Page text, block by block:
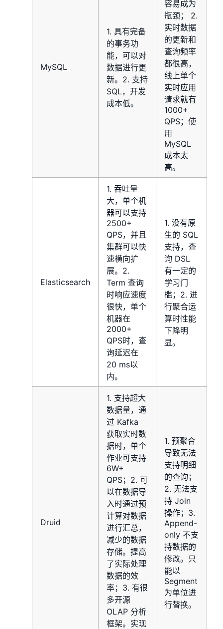
MySQL
1. 具有完备
的事务功
能，可以对
数据进行更
新。2. 支持
SQL，开发
成本低。
容易成为
瓶颈； 2.
实时数据
的更新和
查询频率
都很高，
线上单个
实时应用
请求就有
1000+
QPS；使
用
MySQL
成本太
高。
Elasticsearch
1. 吞吐量
大，单个机
器可以支持
2500+
QPS，并且
集群可以快
速横向扩
展。2.
Term 查询
时响应速度
很快，单个
机器在
2000+
QPS时，查
询延迟在
20 ms以
内。
1. 没有原
生的 SQL
支持，查
询 DSL
有一定的
学习门
槛；2. 进
行聚合运
算时性能
下降明
显。
Druid
1. 支持超大
数据量，通
过 Kafka
获取实时数
据时，单个
作业可支持
6W+
QPS；2. 可
以在数据导
入时通过预
计算对数据
进行汇总，
减少的数据
存储。提高
了实际处理
数据的效
率；3. 有很
多开源
OLAP 分析
框架。实现
1. 预聚合
导致无法
支持明细
的查询；
2. 无法支
持 Join
操作；3.
Append-
only 不支
持数据的
修改。只
能以
Segment
为单位进
行替换。